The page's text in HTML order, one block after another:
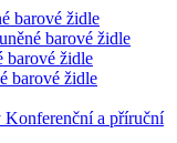
barové židle
barové židle
barové židle
barové židle
Konferenční a příruční